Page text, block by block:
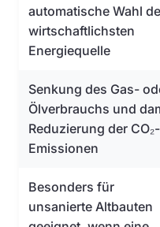
automatische Wahl
wirtschaftlichsten
Energiequelle
Senkung des Gas-
Ölverbrauchs und
Reduzierung der CO₂-
Emissionen
Besonders für
unsanierte Altbauten